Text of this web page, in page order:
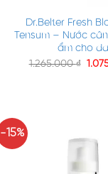
Dr.Belter Fresh
Tensum – Nước
ẩm cho da
1.265.000₫
-15%